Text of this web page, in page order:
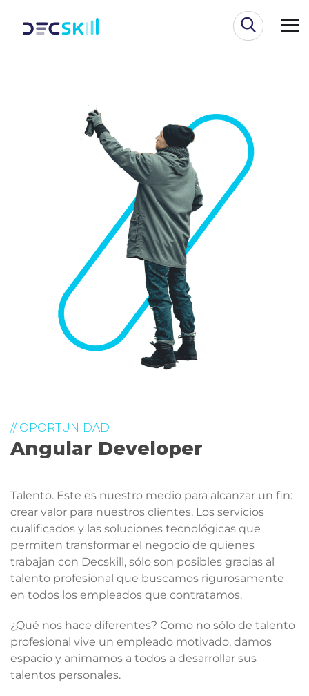
// OPORTUNIDAD
Angular Developer
Talento. Este es nuestro medio para alcanzar un fin:
crear valor para nuestros clientes. Los servicios
cualificados y las soluciones tecnológicas que
permiten transformar el negocio de quienes
trabajan con Decskill, sólo son posibles gracias al
talento profesional que buscamos rigurosamente
en todos los empleados que contratamos.
¿Qué nos hace diferentes? Como no sólo de talento
profesional vive un empleado motivado, damos
espacio y animamos a todos a desarrollar sus
talentos personales.